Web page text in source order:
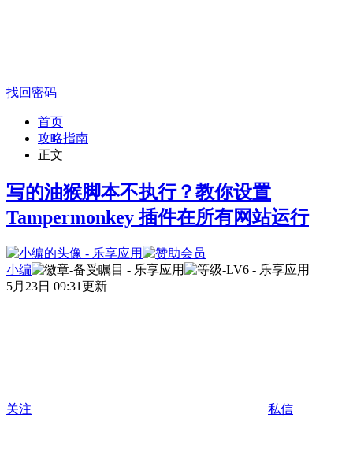
找回密码
首页
攻略指南
正文
写的油猴脚本不执行？教你设置
Tampermonkey 插件在所有网站运行
小编
5月23日 09:31更新
关注 私信